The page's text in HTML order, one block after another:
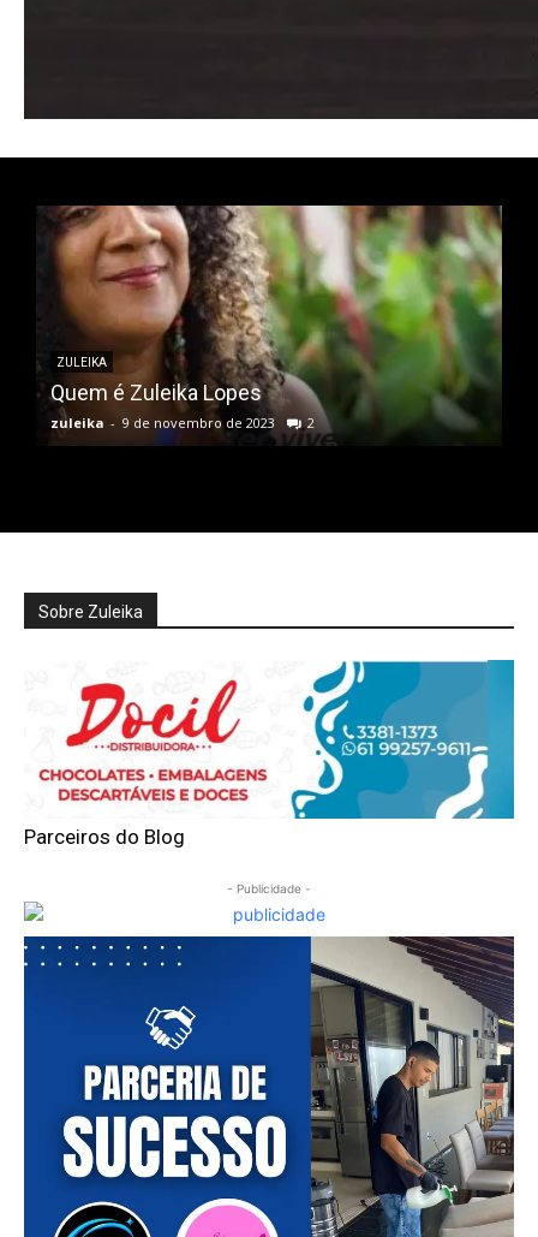
Orci varius natoque dolor
ZULEIKA
Quem é Zuleika Lopes
zuleika - 9 de novembro de 2023 2
Sobre Zuleika
Parceiros do Blog
- Publicidade -